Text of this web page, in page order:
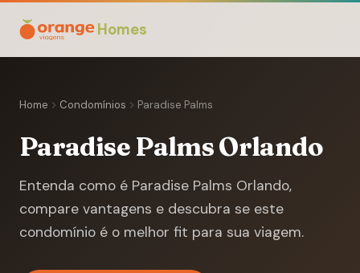
Homes
Home Condomínios Paradise Palms
Paradise Palms Orlando
Entenda como é Paradise Palms Orlando,
compare vantagens e descubra se este
condomínio é o melhor fit para sua viagem.